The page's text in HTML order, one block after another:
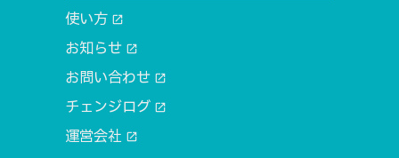
使い方 open_in_new
お知らせ open_in_new
お問い合わせ open_in_new
チェンジログ open_in_new
運営会社 open_in_new